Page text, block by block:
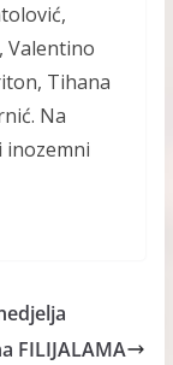
Valentino
Tihana
Na
FILIJALAMA